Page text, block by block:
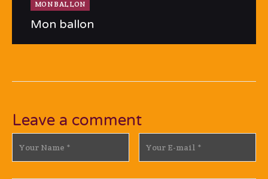
MON BALLON
Mon ballon
Leave a comment